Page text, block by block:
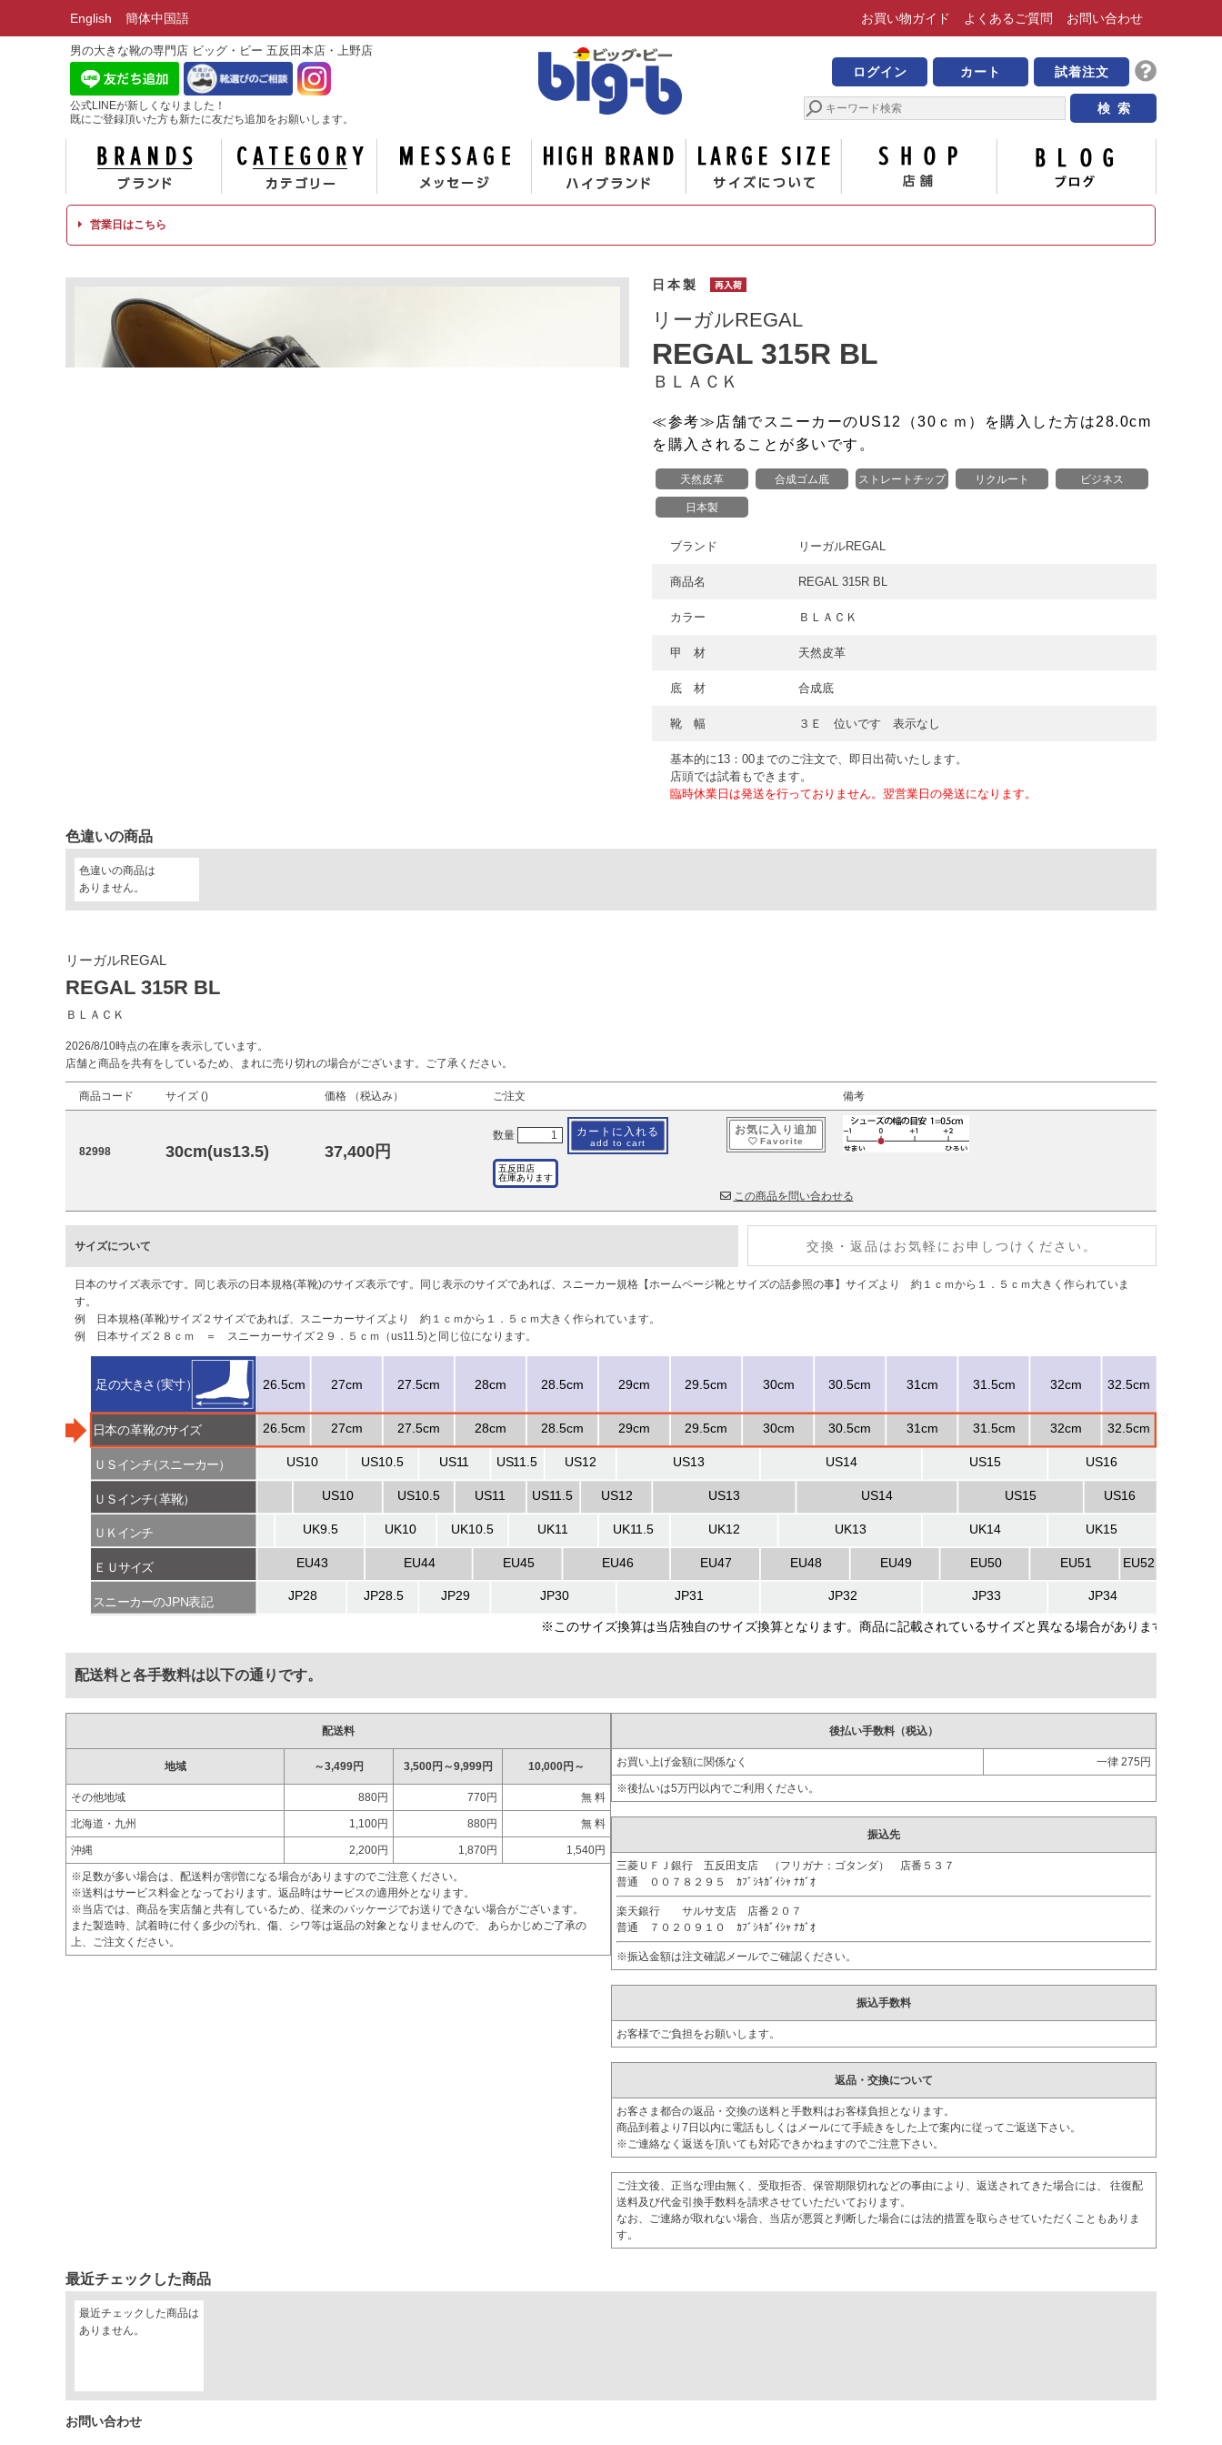
English 簡体中国語 お買い物ガイド よくある ご質問 お問い合わせ
男の大きな靴の専門店 ビッグ・ビー 五反田本店・上野店
公式LINEが新しくなりました！
既にご登録頂いた方も新たに友だち追加をお願いします。
男の大きな靴の専門店 ビッグ・ビー
ログイン カート 試着注文
ブランド カテゴリー メッセージ ハイブランド サイズについて
営業日はこちら
日本製
リーガルREGAL
REGAL 315R BL
ＢＬＡＣＫ
≪参考≫店舗でスニーカーのUS12（30ｃｍ）を購入した方は28.0cm
を購入されることが多いです。
天然皮革 合成ゴム底 ストレートチップ リクルート ビジネス
日本製
ブランド リーガルREGAL
商品名 REGAL 315R BL
カラー ＢＬＡＣＫ
甲 材 天然皮革
底 材 合成底
靴 幅 ３Ｅ 位いです 表示なし
基本的に13：00までのご注文で、即日出荷いたします。
店頭では試着もできます。
臨時休業日は発送を行っておりません。翌営業日の発送になります。
色違いの商品
色違いの商品は
ありません。
リーガルREGAL
REGAL 315R BL
ＢＬＡＣＫ
2026/8/10時点の在庫を表示しています。
店舗と商品を共有をしているため、まれに売り切れの場合がございます。ご了承ください。
商品コード サイズ () 価格 （税込み） ご注文 備考
82998 30cm(us13.5) 37,400円
数量 カートに入れる
add to cart
五反田店
在庫あります
お気に入り追加
Favorite
この商品を問い合わせる
サイズについて 交換・返品はお気軽にお申しつけください。
日本のサイズ表示です。同じ表示の日本規格(革靴)のサイズ表示です。同じ表示のサイズであれば、スニーカー規格【ホームページ靴とサイズの話参照の事】サイズより 約１ｃｍから１．５ｃｍ大きく作られていま
す。
例 日本規格(革靴)サイズ２サイズであれば、スニーカーサイズより 約１ｃｍから１．５ｃｍ大きく作られています。
例 日本サイズ２８ｃｍ ＝ スニーカーサイズ２９．５ｃｍ（us11.5)と同じ位になります。
配送料と各手数料は以下の通りです。
配送料
地域 ～3,499円 3,500円～9,999円 10,000円～
その他地域 880円 770円 無 料
北海道・九州 1,100円 880円 無 料
沖縄 2,200円 1,870円 1,540円
※足数が多い場合は、配送料が割増になる場合がありますのでご注意ください。
※送料はサービス料金となっております。返品時はサービスの適用外となります。
※当店では、商品を実店舗と共有しているため、従来のパッケージでお送りできない場合がございます。
また製造時、試着時に付く多少の汚れ、傷、シワ等は返品の対象となりませんので、 あらかじめご了承の
上、ご注文ください。
後払い手数料（税込）
お買い上げ金額に関係なく 一律 275円
※後払いは5万円以内でご利用ください。
振込先
三菱ＵＦＪ銀行 五反田支店 （フリガナ：ゴタンダ） 店番５３７
普通 ００７８２９５ ｶﾌﾞｼｷｶﾞｲｼｬ ﾅｶﾞｵ
楽天銀行 サルサ支店 店番２０７
普通 ７０２０９１０ ｶﾌﾞｼｷｶﾞｲｼｬ ﾅｶﾞｵ
※振込金額は注文確認メールでご確認ください。
振込手数料
お客様でご負担をお願いします。
返品・交換について
お客さま都合の返品・交換の送料と手数料はお客様負担となります。
商品到着より7日以内に電話もしくはメールにて手続きをした上で案内に従ってご返送下さい。
※ご連絡なく返送を頂いても対応できかねますのでご注意下さい。
ご注文後、正当な理由無く、受取拒否、保管期限切れなどの事由により、返送されてきた場合には、 往復配
送料及び代金引換手数料を請求させていただいております。
なお、ご連絡が取れない場合、当店が悪質と判断した場合には法的措置を取らさせていただくこともありま
す。
最近チェックした商品
最近チェックした商品は
ありません。
お問い合わせ